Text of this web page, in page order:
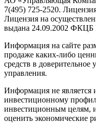
7(495) 725-2520.
Лицензия на
выдана 24.09.2002 ФКЦБ
Информация на сайте
продаже каких-либо
средств в
управления.
Информация не является
инвестиционному
инвестиционным целям,
оценить экономические